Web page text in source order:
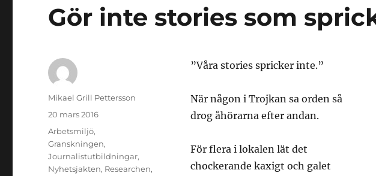
Gör inte stories som
”Våra stories spricker inte.”
När någon i Trojkan sa orden så
drog åhörarna efter andan.
För flera i lokalen lät det
chockerande kaxigt och galet
Författare
Mikael Grill Pettersson
Publicerat
den
20 mars 2016
Kategorier
Arbetsmiljö,
Granskningen,
Journalistutbildningar,
Nyhetsjakten, Researchen,